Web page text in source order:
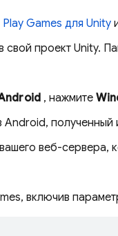
Play Games для Unity
свой проект Unity.
, нажмите
Android, полученный
веб-
включив